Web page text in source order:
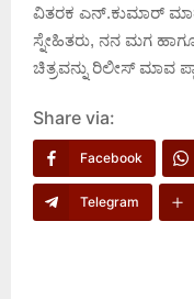
ವಿತರಕ ಎನ್.ಕುಮಾರ್
ಸ್ನೇಹಿತರು, ನನ ಮಗ
ಚಿತ್ರವನ್ನು ರಿಲೀಸ್ ಮಾವ
Share via:
Facebook
Telegram